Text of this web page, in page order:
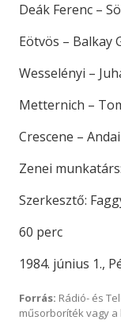
Deák Ferenc –
Eötvös – Balkay
Wesselényi –
Metternich –
Crescene –
Zenei
Szerkesztő:
60 perc
1984. június 1.,
Forrás: Rádió- és
műsorboríték vagy